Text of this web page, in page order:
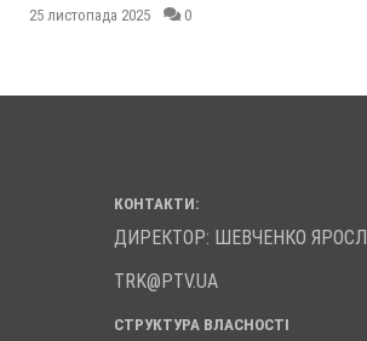
25 листопада 2025 0
КОНТАКТИ:
ДИРЕКТОР: ШЕВЧЕНКО
TRK@PTV.UA
СТРУКТУРА ВЛАСНОСТІ